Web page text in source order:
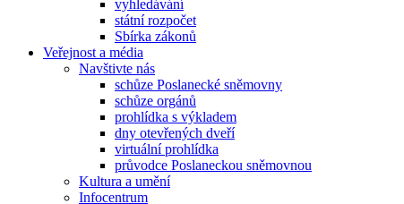
vyhledávání
státní rozpočet
Sbírka zákonů
Veřejnost a média
Navštivte nás
schůze Poslanecké sněmovny
schůze orgánů
prohlídka s výkladem
dny otevřených dveří
virtuální prohlídka
průvodce Poslaneckou sněmovnou
Kultura a umění
Infocentrum